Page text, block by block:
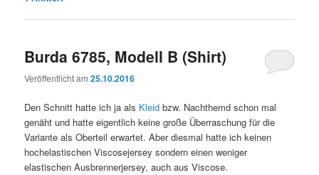
Burda 6785, Modell B (Shirt)
Veröffentlicht am25.10.2016
Den Schnitt hatte ich ja als Kleid bzw. Nachthemd schon mal
genäht und hatte eigentlich keine große Überraschung für die
Variante als Oberteil erwartet. Aber diesmal hatte ich keinen
hochelastischen Viscosejersey sondern einen weniger
elastischen Ausbrennerjersey, auch aus Viscose.